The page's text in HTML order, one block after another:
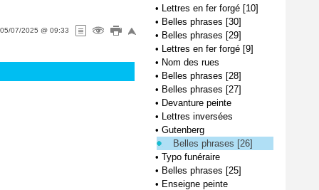
05/07/2025 @ 09:33
• Lettres en fer forgé [10]
• Belles phrases [30]
• Belles phrases [29]
• Lettres en fer forgé [9]
• Nom des rues
• Belles phrases [28]
• Belles phrases [27]
• Devanture peinte
• Lettres inversées
• Gutenberg
Belles phrases [26]
• Typo funéraire
• Belles phrases [25]
• Enseigne peinte